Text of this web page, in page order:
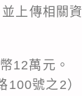
上傳相關資
12萬元。
號之2）